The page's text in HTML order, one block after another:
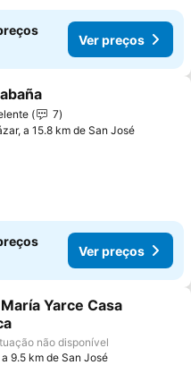
Ver preços
aos favoritos
7
a 15.8 km de San José
Ver preços
aos favoritos
Yarce Casa
não disponível
9.5 km de San José